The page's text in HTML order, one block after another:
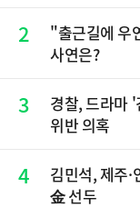
2
"출근길에 우
사연은?
3
경찰, 드라마
위반 의혹
4
김민석, 제주
金 선두